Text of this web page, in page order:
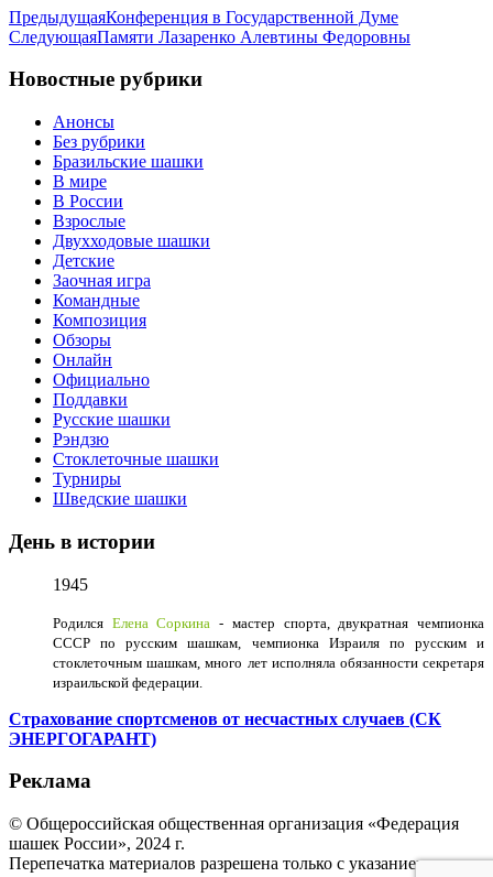
ПредыдущаяКонференция в Государственной Думе
СледующаяПамяти Лазаренко Алевтины Федоровны
Новостные рубрики
Анонсы
Без рубрики
Бразильские шашки
В мире
В России
Взрослые
Двухходовые шашки
Детские
Заочная игра
Командные
Композиция
Обзоры
Онлайн
Официально
Поддавки
Русские шашки
Рэндзю
Стоклеточные шашки
Турниры
Шведские шашки
День в истории
1945
Родился Елена Соркина - мастер спорта, двукратная чемпионка
СССР по русским шашкам, чемпионка Израиля по русским и
стоклеточным шашкам, много лет исполняла обязанности секретаря
израильской федерации.
Страхование спортсменов от несчастных случаев (СК
ЭНЕРГОГАРАНТ)
Реклама
© Общероссийская общественная организация «Федерация
шашек России», 2024 г.
Перепечатка материалов разрешена только с указанием